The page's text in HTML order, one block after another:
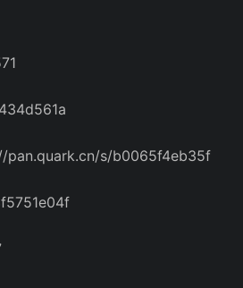
pan.quark.cn/s/b0065f4eb35f